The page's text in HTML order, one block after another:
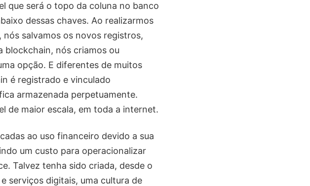
que será o topo da coluna no banco
dessas chaves. Ao realizarmos
salvamos os novos registros,
blockchain, nós criamos ou
opção. E diferentes de muitos
é registrado e vinculado
armazenada perpetuamente.
de maior escala, em toda a internet.
ao uso financeiro devido a sua
um custo para operacionalizar
Talvez tenha sido criada, desde o
serviços digitais, uma cultura de